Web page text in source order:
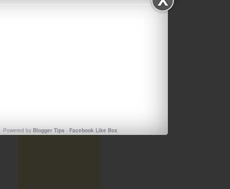
h
Powered by Blogger Tips - Facebook Like Box